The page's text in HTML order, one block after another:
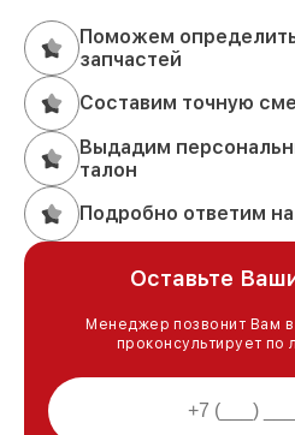
Поможем
запчастей
Составим точную
Выдадим
талон
Подробно ответим
Оставьте
Менеджер позвонит Вам в
проконсультирует